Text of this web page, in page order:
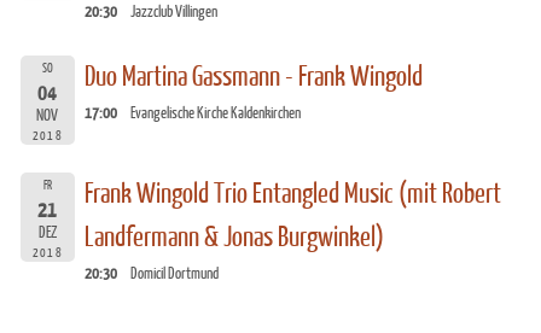
20:30 Jazzclub Villingen
SO
04
NOV
2018
Duo Martina Gassmann - Frank Wingold
17:00 Evangelische Kirche Kaldenkirchen
FR
21
DEZ
2018
Frank Wingold Trio Entangled Music (mit Robert
Landfermann & Jonas Burgwinkel)
20:30 Domicil Dortmund